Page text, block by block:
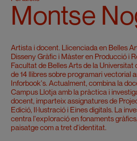
Montse
Artista i docent. Llicenciada en Belles
Disseny Gràfic i Màster en Producció i
Facultat de Belles Arts de la Universitat
de 14 llibres sobre programari vectorial
Inforbook's. Actualment, combina la
Campus Llotja amb la pràctica i
docent, imparteix assignatures de
Edició, Il·lustració i Eines digitals. La
centra l'exploració en fonaments
paisatge com a tret d'identitat.